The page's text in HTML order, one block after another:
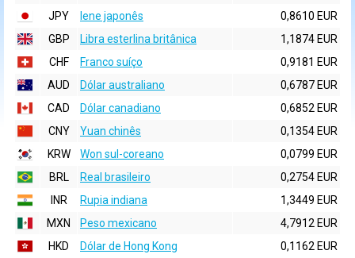
JPY
Iene japonês
0,8610 EUR
GBP
Libra esterlina britânica
1,1874 EUR
CHF
Franco suíço
0,9181 EUR
AUD
Dólar australiano
0,6787 EUR
CAD
Dólar canadiano
0,6852 EUR
CNY
Yuan chinês
0,1354 EUR
KRW
Won sul-coreano
0,0799 EUR
BRL
Real brasileiro
0,2754 EUR
INR
Rupia indiana
1,3449 EUR
MXN
Peso mexicano
4,7912 EUR
HKD
Dólar de Hong Kong
0,1162 EUR